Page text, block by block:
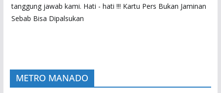
tanggung jawab kami. Hati - hati !!! Kartu Pers Bukan Jaminan
Sebab Bisa Dipalsukan
METRO MANADO